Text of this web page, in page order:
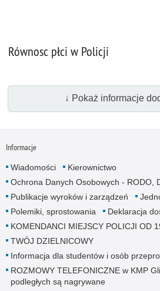
Równosc płci w Policji
↓ Pokaż informacje
Informacje
Wiadomości
Kierownictwo
Ochrona Danych Osobowych - RODO,
Publikacje wyroków i zarządzeń
Polemiki, sprostowania
Deklaracja
KOMENDANCI MIEJSCY POLICJI OD
TWÓJ DZIELNICOWY
Informacja dla studentów i osób
ROZMOWY TELEFONICZNE w KMP
podległych są nagrywane